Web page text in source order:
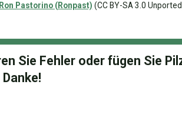
Ron Pastorino (Ronpast) (CC BY-SA 3.0